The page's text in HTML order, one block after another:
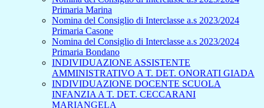
Primaria Marina
Nomina del Consiglio di Interclasse a.s 2023/2024
Primaria Casone
Nomina del Consiglio di Interclasse a.s 2023/2024
Primaria Bondano
INDIVIDUAZIONE ASSISTENTE
AMMINISTRATIVO A T. DET. ONORATI GIADA
INDIVIDUAZIONE DOCENTE SCUOLA
INFANZIA A T. DET. CECCARANI
MARIANGELA